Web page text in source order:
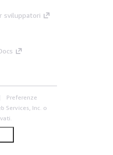
sviluppatori
Preferenze
Services, Inc. o